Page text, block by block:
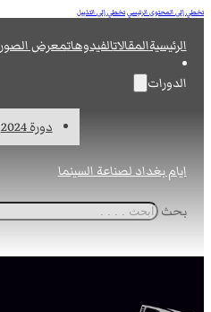
تخطي إلى المحتوى الرئيسيتخطي إلى التذييل
الرئيسيةالمقالاتالفيدوهاتمعرض الصور
الدورات
دورة 2024
ايام بغداد لصناعة السينما
بحث